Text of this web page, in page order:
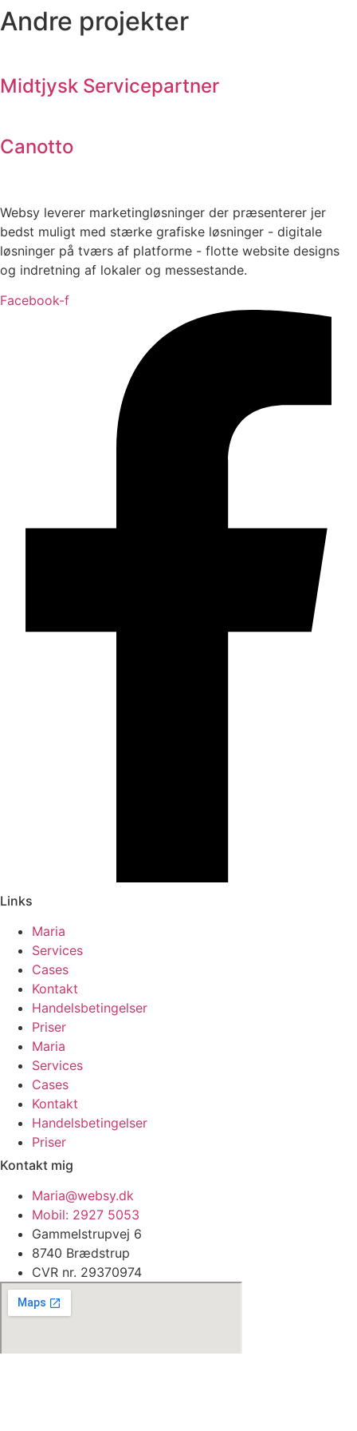
Andre projekter
Midtjysk Servicepartner
Canotto
Websy leverer marketingløsninger der præsenterer jer
bedst muligt med stærke grafiske løsninger - digitale
løsninger på tværs af platforme - flotte website designs
og indretning af lokaler og messestande.
Facebook-f
Links
Maria
Services
Cases
Kontakt
Handelsbetingelser
Priser
Maria
Services
Cases
Kontakt
Handelsbetingelser
Priser
Kontakt mig
Maria@websy.dk
Mobil: 2927 5053
Gammelstrupvej 6
8740 Brædstrup
CVR nr. 29370974